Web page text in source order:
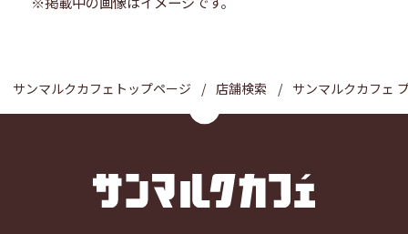
サンマルクカフェトップページ 店舗検索 サンマルクカフェ